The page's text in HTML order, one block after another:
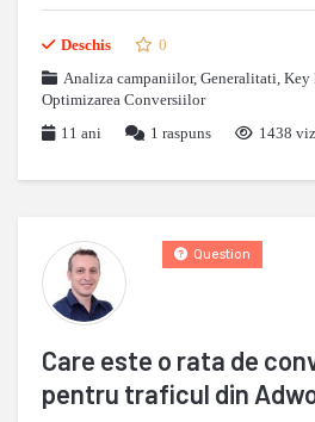
Deschis
0
Analiza campaniilor, Generalitati, Key
Optimizarea Conversiilor
11 ani
1 raspuns 1438
Care este o rata de
pentru traficul din
Question